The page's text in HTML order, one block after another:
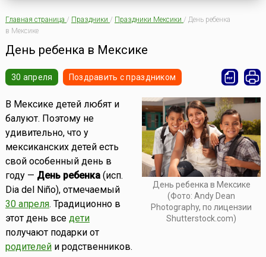
Главная страница / Праздники / Праздники Мексики / День ребенка
в Мексике
День ребенка в Мексике
30 апреля Поздравить с праздником
День ребенка в Мексике
(Фото: Andy Dean
Photography, по лицензии
Shutterstock.com)
В Мексике детей любят и
балуют. Поэтому не
удивительно, что у
мексиканских детей есть
свой особенный день в
году — День ребенка(исп.
Dia del Niño), отмечаемый
30 апреля. Традиционно в
этот день все дети
получают подарки от
родителейи родственников.